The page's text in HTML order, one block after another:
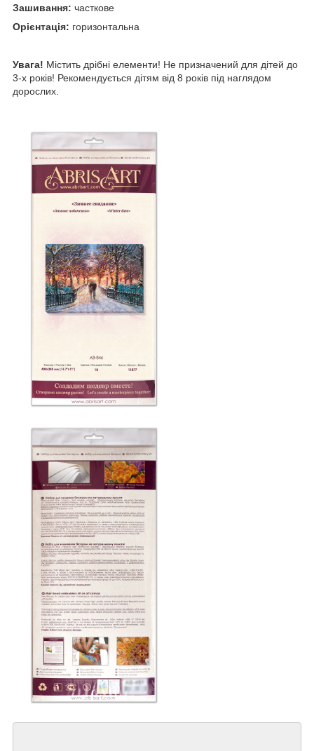
Зашивання: часткове
Орієнтація: горизонтальна
Увага! Містить дрібні елементи! Не призначений для дітей до
3-х років! Рекомендується дітям від 8 років під наглядом
дорослих.